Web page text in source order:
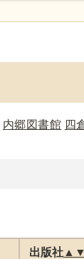
内郷図書館 四
出版社 ▲ ▼